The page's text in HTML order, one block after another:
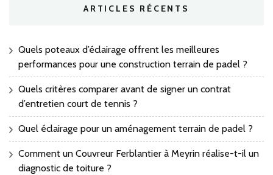
ARTICLES RÉCENTS
Quels poteaux d’éclairage offrent les meilleures
performances pour une construction terrain de padel ?
Quels critères comparer avant de signer un contrat
d’entretien court de tennis ?
Quel éclairage pour un aménagement terrain de padel ?
Comment un Couvreur Ferblantier à Meyrin réalise-t-il un
diagnostic de toiture ?